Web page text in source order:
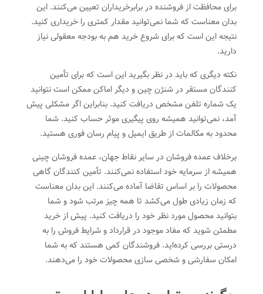
برای محافظت از فروشنده در برابرخریداران تعیین می‌کنند. این
بدان معناست که شما نمی‌توانید مقدار کمتری را خریداری کنید.
نتیجه این است که برای شروع خرید هم به بودجه معقولی نیاز
دارید.
نکته دیگری که باید در نظر بگیرید این است که برای تأمین
کنندگان مستقر در شنژن چین و دیگر اماکن ممکن است نتوانید
یک شماره تلفن مشخص دریافت کنید. بنابراین اگر مشکلی پیش
آمد، نمی‌توانید همیشه روی پیگیری موثر حساب کنید. شما
محدود به مکالمات از طریق ایمیل و پیام رسان فوری هستید.
برخلاف عمده فروشان در سایر نقاط جهان، عمده فروشان چینی
همیشه از سرمایه خود استفاده نمی‌کنند. تأمین کنندگان گاهی
محصولات را بر اساس تقاضا آماده می‌کنند. این بدان معناست
که زمان زیادی طول می‌کشد تا همه چیز مرتب شود و شما
بتوانید محصول مورد نظر خود را دریافت کنید. پیش از خرید
مطمئن شوید که مفاد موجود در قرارداد و شرایط فروش را به
درستی بررسی کرده‌اید. فروشندگان کمی هستند که به شما
امکان سفارشی و شخصی سازی محصولات خود را می‌دهند.